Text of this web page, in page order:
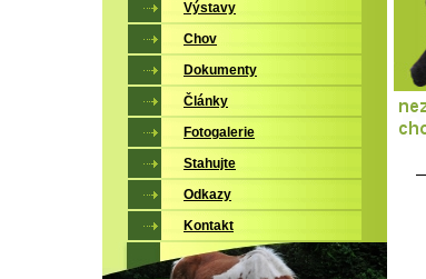
Výstavy
Chov
Dokumenty
Články
Fotogalerie
Stahujte
Odkazy
Kontakt